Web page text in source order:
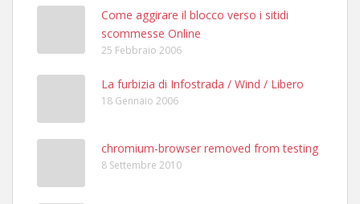
Come aggirare il blocco verso i sitidi
scommesse Online
25 Febbraio 2006
La furbizia di Infostrada / Wind / Libero
18 Gennaio 2006
chromium-browser removed from testing
8 Settembre 2010